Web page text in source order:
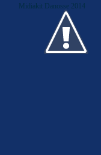
Midiakit Danosse 2014